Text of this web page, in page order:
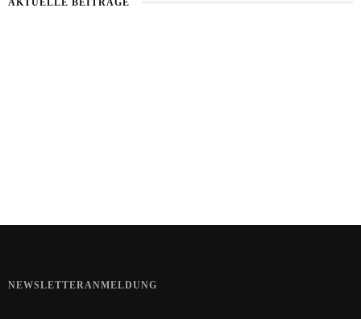
NEWSLETTERANMELDUNG